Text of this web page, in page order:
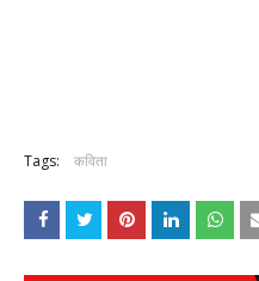
Tags: कविता